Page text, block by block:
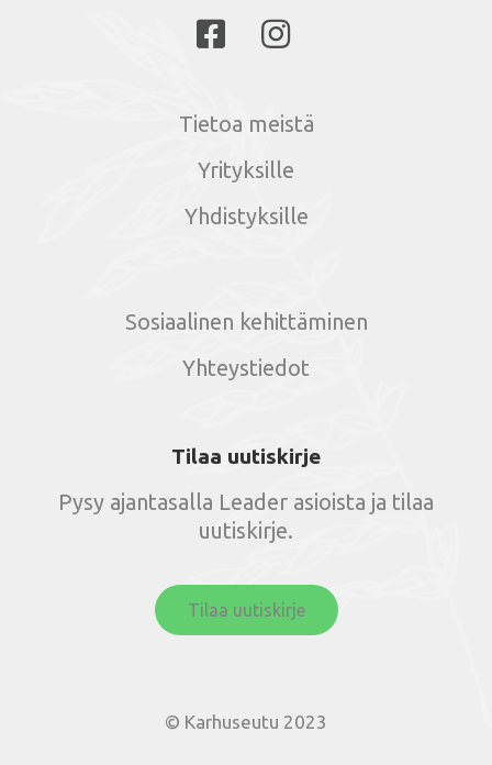
Tietoa meistä
Yrityksille
Yhdistyksille
Sosiaalinen kehittäminen
Yhteystiedot
Tilaa uutiskirje
Pysy ajantasalla Leader asioista ja tilaa
uutiskirje.
Tilaa uutiskirje
© Karhuseutu 2023